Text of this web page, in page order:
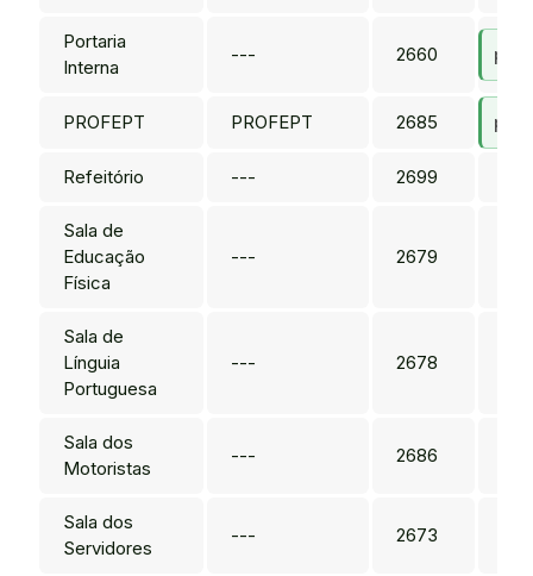
Portaria
Interna
--- 2660
PROFEPT PROFEPT 2685
Refeitório --- 2699
Sala de
Educação
Física
--- 2679
Sala de
Línguia
Portuguesa
--- 2678
Sala dos
Motoristas
--- 2686
Sala dos
Servidores
--- 2673